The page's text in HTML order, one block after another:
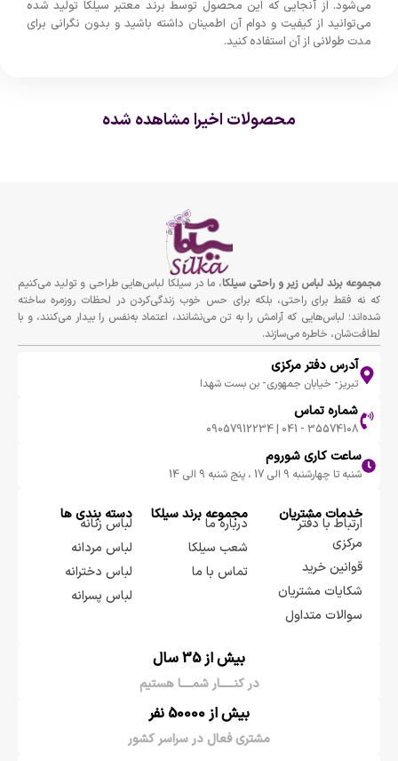
می‌شود. از آنجایی که این محصول توسط برند معتبر سیلکا تولید شده
می‌توانید از کیفیت و دوام آن اطمینان داشته باشید و بدون نگرانی برای
مدت طولانی از آن استفاده کنید.
محصولات اخیرا مشاهده شده
مجموعه برند لباس زير و راحتى سيلكا، ما در سیلکا لباس‌هایی طراحی و تولید می‌کنیم
که نه فقط برای راحتی، بلکه برای حس خوب زندگی‌کردن در لحظات روزمره ساخته
شده‌اند؛ لباس‌هایی که آرامش را به تن می‌نشانند، اعتماد به‌نفس را بیدار می‌کنند، و با
لطافت‌شان، خاطره می‌سازند.
آدرس دفتر مرکزی
تبریز- خیابان جمهوری- بن بست شهدا
شماره تماس
35574108 - 041 | 09057912234
ساعت کاری شوروم
شنبه تا چهارشنبه 9 الی 17 ، پنج شنبه 9 الی 14
خدمات مشتریان
ارتباط با دفتر
مرکزی
قوانین خرید
شکایات مشتریان
سوالات متداول
مجموعه برند سيلكا
درباره ما
شعب سیلکا
تماس با ما
دسته بندی ها
لباس زنانه
لباس مردانه
لباس دخترانه
لباس پسرانه
بیش از 35 سال
در کنـــــار شمــــا هستیم
بیش از 50000 نفر
مشتری فعال در سراسر کشور